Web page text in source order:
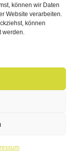
können wir Daten
Website verarbeiten.
können
werden.